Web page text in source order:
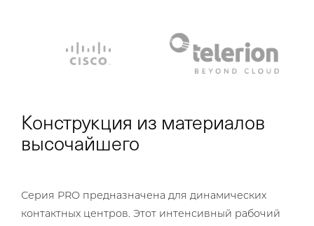
Конструкция из материалов
высочайшего
Серия PRO предназначена для динамических
контактных центров. Этот интенсивный рабочий